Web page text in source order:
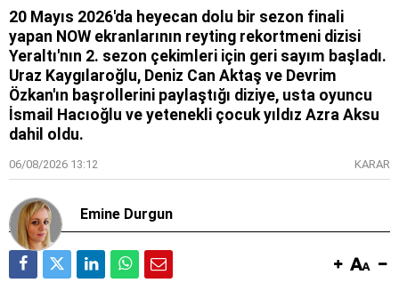
20 Mayıs 2026'da heyecan dolu bir sezon finali
yapan NOW ekranlarının reyting rekortmeni dizisi
Yeraltı'nın 2. sezon çekimleri için geri sayım başladı.
Uraz Kaygılaroğlu, Deniz Can Aktaş ve Devrim
Özkan'ın başrollerini paylaştığı diziye, usta oyuncu
İsmail Hacıoğlu ve yetenekli çocuk yıldız Azra Aksu
dahil oldu.
06/08/2026 13:12 KARAR
Emine Durgun